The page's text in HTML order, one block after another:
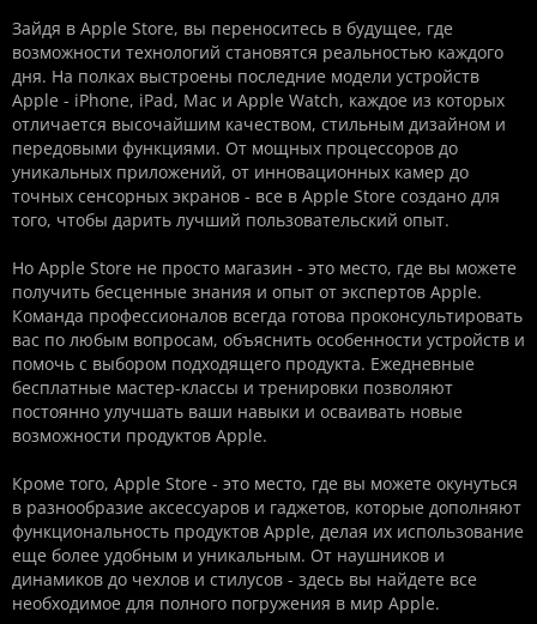
Зайдя в Apple Store, вы переноситесь в будущее, где
возможности технологий становятся реальностью каждого
дня. На полках выстроены последние модели устройств
Apple - iPhone, iPad, Mac и Apple Watch, каждое из которых
отличается высочайшим качеством, стильным дизайном и
передовыми функциями. От мощных процессоров до
уникальных приложений, от инновационных камер до
точных сенсорных экранов - все в Apple Store создано для
того, чтобы дарить лучший пользовательский опыт.
Но Apple Store не просто магазин - это место, где вы можете
получить бесценные знания и опыт от экспертов Apple.
Команда профессионалов всегда готова проконсультировать
вас по любым вопросам, объяснить особенности устройств и
помочь с выбором подходящего продукта. Ежедневные
бесплатные мастер-классы и тренировки позволяют
постоянно улучшать ваши навыки и осваивать новые
возможности продуктов Apple.
Кроме того, Apple Store - это место, где вы можете окунуться
в разнообразие аксессуаров и гаджетов, которые дополняют
функциональность продуктов Apple, делая их использование
еще более удобным и уникальным. От наушников и
динамиков до чехлов и стилусов - здесь вы найдете все
необходимое для полного погружения в мир Apple.